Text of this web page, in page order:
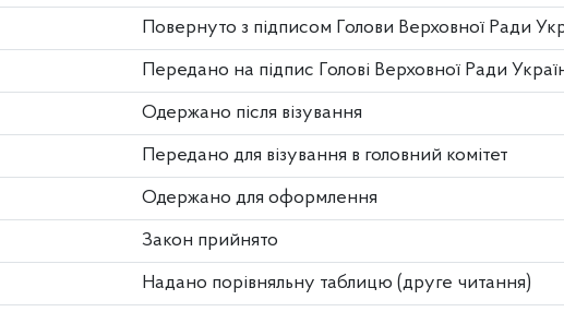
Повернуто з підписом Голови Верховної Ради
Передано на підпис Голові Верховної Ради
Одержано після візування
Передано для візування в головний комітет
Одержано для оформлення
Закон прийнято
Надано порівняльну таблицю (друге читання)